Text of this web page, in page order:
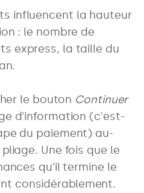
influencent la hauteur
: le nombre de
express, la taille du
le bouton Continuer
d'information (c'est-
du paiement) au-
Une fois que le
qu'il termine le
considérablement.